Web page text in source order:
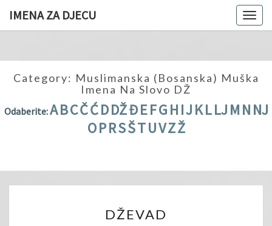
IMENA ZA DJECU
Category: Muslimanska (bosanska) Muška
Imena Na Slovo DŽ
Odaberite:ABCČĆDDŽĐEFGHIJKLLJMNNJ
OPRSŠTUVZŽ
DŽEVAD